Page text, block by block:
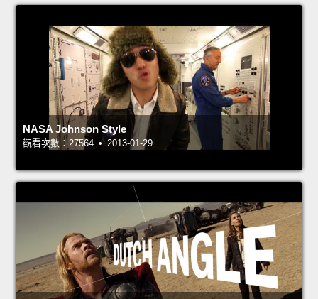
NASA Johnson Style
觀看次數：27564 • 2013-01-29